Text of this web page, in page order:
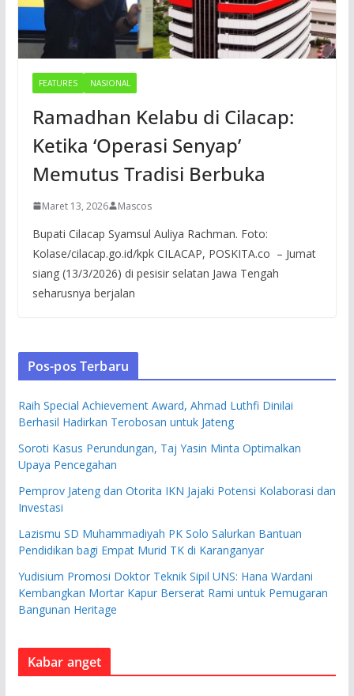
FEATURES NASIONAL
Ramadhan Kelabu di Cilacap:
Ketika ‘Operasi Senyap’
Memutus Tradisi Berbuka
Maret 13, 2026 Mascos
Bupati Cilacap Syamsul Auliya Rachman. Foto:
Kolase/cilacap.go.id/kpk CILACAP, POSKITA.co – Jumat
siang (13/3/2026) di pesisir selatan Jawa Tengah
seharusnya berjalan
Pos-pos Terbaru
Raih Special Achievement Award, Ahmad Luthfi Dinilai
Berhasil Hadirkan Terobosan untuk Jateng
Soroti Kasus Perundungan, Taj Yasin Minta Optimalkan
Upaya Pencegahan
Pemprov Jateng dan Otorita IKN Jajaki Potensi Kolaborasi dan
Investasi
Lazismu SD Muhammadiyah PK Solo Salurkan Bantuan
Pendidikan bagi Empat Murid TK di Karanganyar
Yudisium Promosi Doktor Teknik Sipil UNS: Hana Wardani
Kembangkan Mortar Kapur Berserat Rami untuk Pemugaran
Bangunan Heritage
Kabar anget